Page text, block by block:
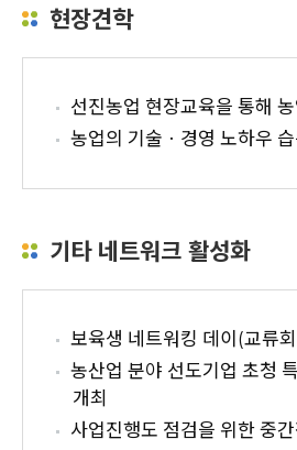
현장견학
선진농업 현장교육을 통해
농업의 기술ㆍ경영 노하우
기타 네트워크 활성화
보육생 네트워킹 데이(교류
농산업 분야 선도기업 초청
개최
사업진행도 점검을 위한 중간